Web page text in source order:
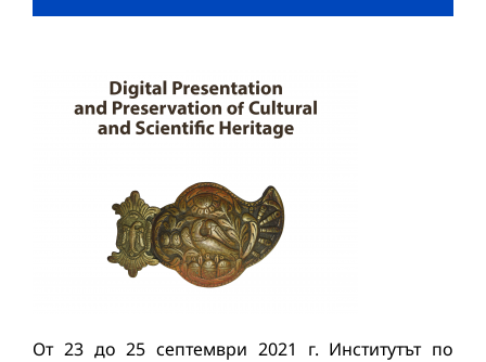
От 23 до 25 септември 2021 г. Институтът по